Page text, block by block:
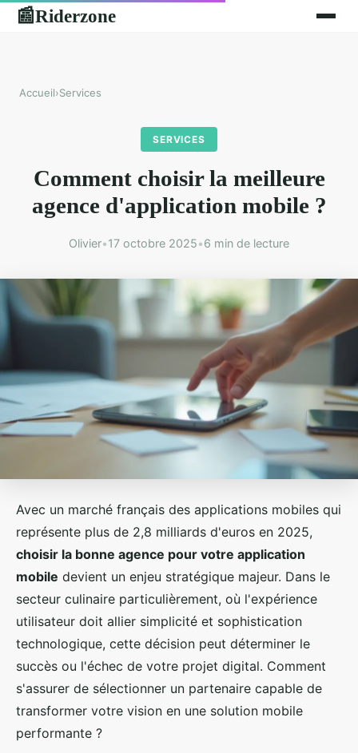
📰Riderzone
Accueil›Services
SERVICES
Comment choisir la meilleure
agence d'application mobile ?
Olivier•17 octobre 2025•6 min de lecture
Avec un marché français des applications mobiles qui
représente plus de 2,8 milliards d'euros en 2025,
choisir la bonne agence pour votre application
mobile devient un enjeu stratégique majeur. Dans le
secteur culinaire particulièrement, où l'expérience
utilisateur doit allier simplicité et sophistication
technologique, cette décision peut déterminer le
succès ou l'échec de votre projet digital. Comment
s'assurer de sélectionner un partenaire capable de
transformer votre vision en une solution mobile
performante ?